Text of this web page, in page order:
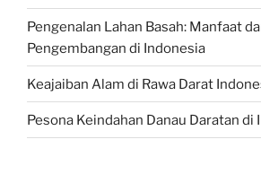
Pengenalan Lahan Basah: Manfaat
Pengembangan di Indonesia
Keajaiban Alam di Rawa Darat
Pesona Keindahan Danau Daratan di